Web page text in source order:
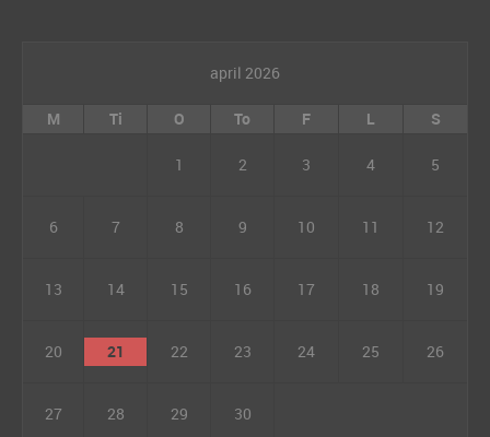
april 2026
M Ti O To F L S
1 2 3 4 5
6 7 8 9 10 11 12
13 14 15 16 17 18 19
20 21 22 23 24 25 26
27 28 29 30